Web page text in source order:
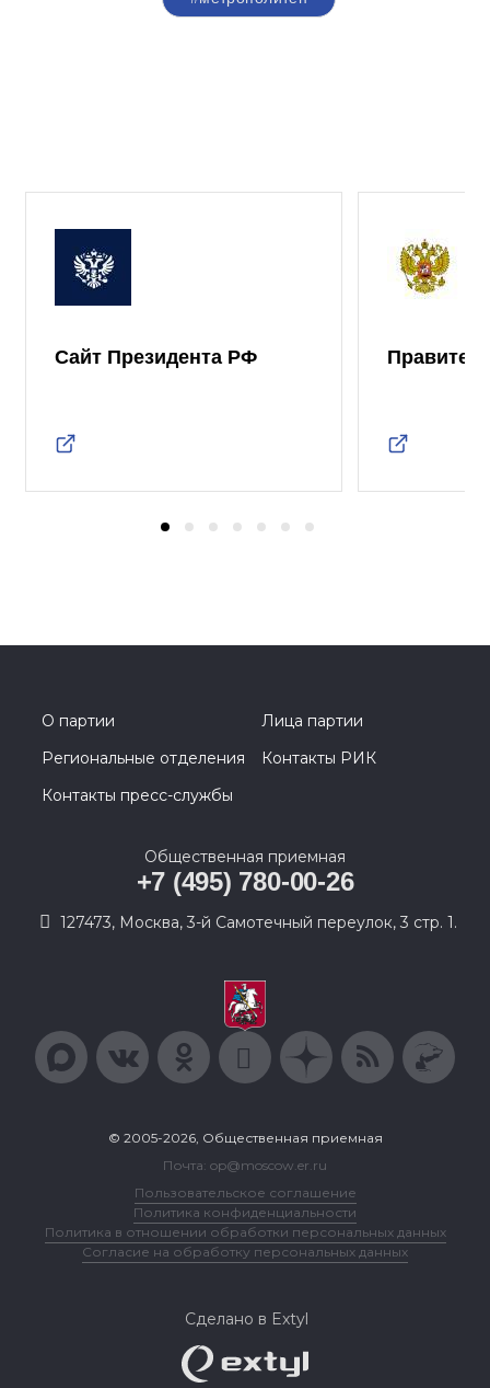
Сайт Президента РФ
О партии
Лица партии
Региональные отделения
Контакты РИК
Контакты пресс-службы
Общественная приемная
+7 (495) 780-00-26
127473, Москва, 3-й Самотечный переулок, 3 стр. 1.
© 2005-2026, Общественная приемная
Почта: op@moscow.er.ru
Пользовательское соглашение
Политика конфиденциальности
Политика в отношении обработки персональных данных
Согласие на обработку персональных данных
Сделано в Extyl